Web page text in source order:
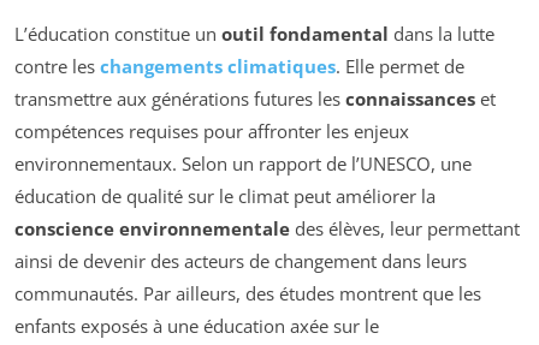
L’éducation constitue un outil fondamental dans la lutte
contre les changements climatiques. Elle permet de
transmettre aux générations futures les connaissances et
compétences requises pour affronter les enjeux
environnementaux. Selon un rapport de l’UNESCO, une
éducation de qualité sur le climat peut améliorer la
conscience environnementale des élèves, leur permettant
ainsi de devenir des acteurs de changement dans leurs
communautés. Par ailleurs, des études montrent que les
enfants exposés à une éducation axée sur le